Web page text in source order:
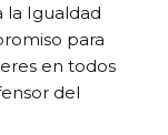
la Igualdad
para
en todos
del